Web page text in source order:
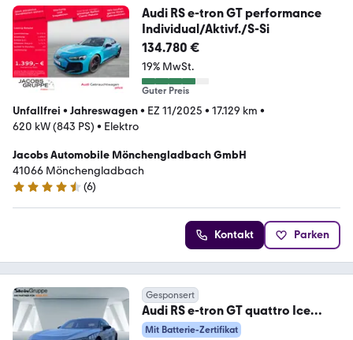
Audi RS e-tron GT performance
Individual/Aktivf./S-Si
134.780 €
19% MwSt.
Guter Preis
Unfallfrei • Jahreswagen• EZ 11/2025 • 17.129 km •
620 kW (843 PS) • Elektro
Jacobs Automobile Mönchengladbach GmbH
41066 Mönchengladbach
4.5 Sterne
(6)
Kontakt Parken
Gesponsert
Audi RS e-tron GT quattro Ice
Race Edition 1 of 99
Mit Batterie-Zertifikat